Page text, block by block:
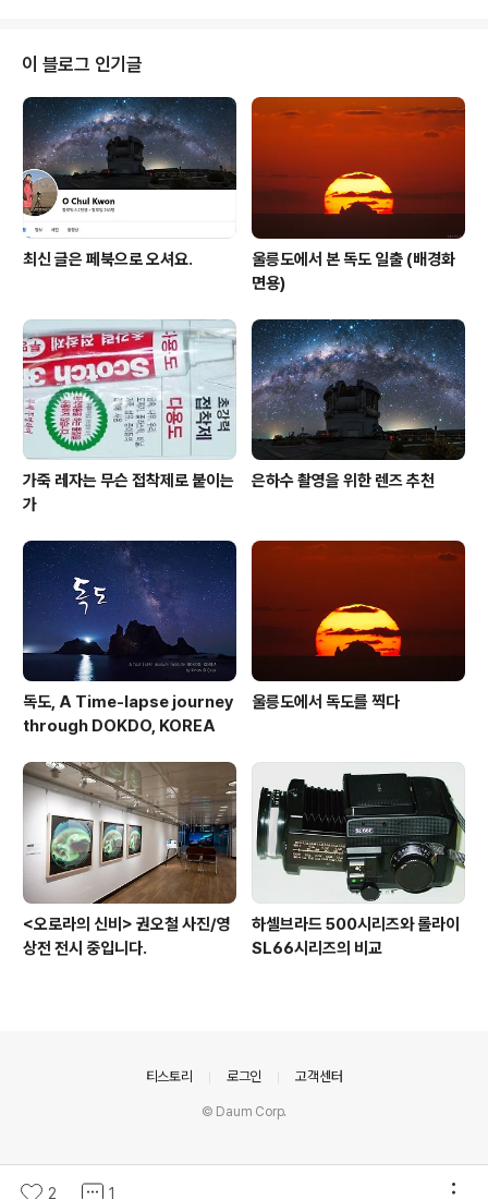
이 블로그 인기글
최신 글은 페북으로 오셔요.
울릉도에서 본 독도 일출 (배경화
면용)
가죽 레자는 무슨 접착제로 붙이는
가
은하수 촬영을 위한 렌즈 추천
독도, A Time-lapse journey
through DOKDO, KOREA
울릉도에서 독도를 찍다
<오로라의 신비> 권오철 사진/영
상전 전시 중입니다.
하셀브라드 500시리즈와 롤라이
SL66시리즈의 비교
2 1
티스토리 로그인 고객센터
© Daum Corp.